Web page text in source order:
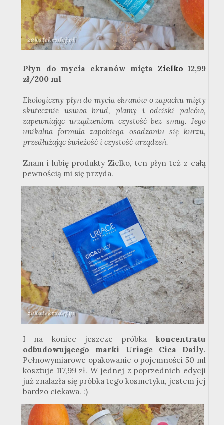
Płyn do mycia ekranów mięta Zielko 12,99
zł/200 ml
Ekologiczny płyn do mycia ekranów o zapachu mięty
skutecznie usuwa brud, plamy i odciski palców,
zapewniając urządzeniom czystość bez smug. Jego
unikalna formuła zapobiega osadzaniu się kurzu,
przedłużając świeżość i czystość urządzeń.
Znam i lubię produkty Zielko, ten płyn też z całą
pewnością mi się przyda.
I na koniec jeszcze próbka koncentratu
odbudowującego marki Uriage Cica Daily.
Pełnowymiarowe opakowanie o pojemności 50 ml
kosztuje 117,99 zł. W jednej z poprzednich edycji
już znalazła się próbka tego kosmetyku, jestem jej
bardzo ciekawa. :)